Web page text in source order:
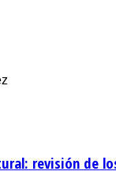
revisión de